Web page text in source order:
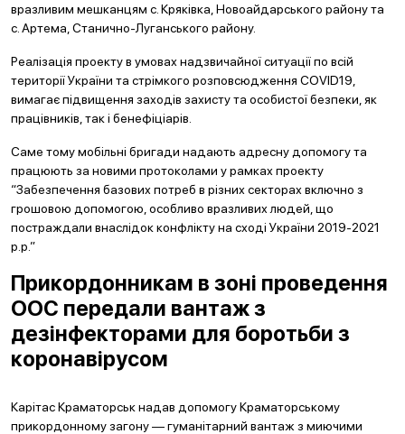
вразливим мешканцям с. Кряківка, Новоайдарського району та
с. Артема, Станично-Луганського району.
Реалізація проекту в умовах надзвичайної ситуації по всій
території України та стрімкого розповсюдження COVID19,
вимагає підвищення заходів захисту та особистої безпеки, як
працівників, так і бенефіціарів.
Саме тому мобільні бригади надають адресну допомогу та
працюють за новими протоколами у рамках проекту
“Забезпечення базових потреб в різних секторах включно з
грошовою допомогою, особливо вразливих людей, що
постраждали внаслідок конфлікту на сході України 2019-2021
р.р.”
Прикордонникам в зоні проведення
ООС передали вантаж з
дезінфекторами для боротьби з
коронавірусом
Карітас Краматорськ надав допомогу Краматорському
прикордонному загону — гуманітарний вантаж з миючими